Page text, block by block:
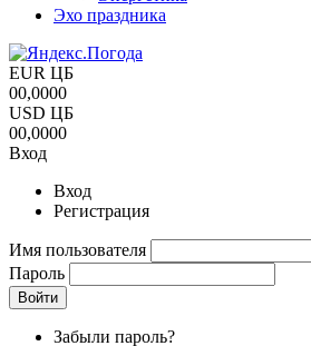
Эхо праздника
EUR ЦБ
00,0000
USD ЦБ
00,0000
Вход
Вход
Регистрация
Имя пользователя
Пароль
Забыли пароль?